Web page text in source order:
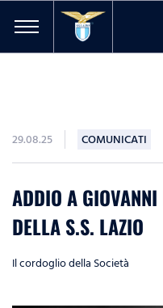
29.08.25 COMUNICATI
ADDIO A
DELLA S.S. LAZIO
Il cordoglio della Società